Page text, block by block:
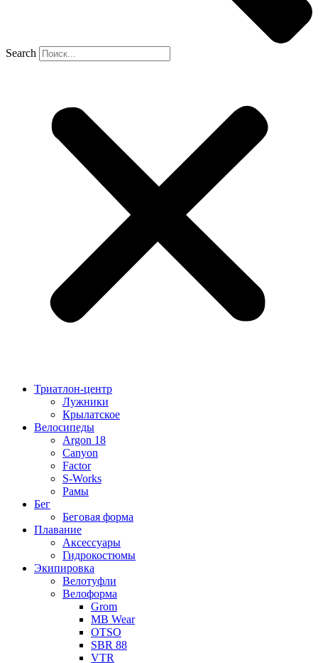
Search
Триатлон-центр
Лужники
Крылатское
Велосипеды
Argon 18
Canyon
Factor
S-Works
Рамы
Бег
Беговая форма
Плавание
Аксессуары
Гидрокостюмы
Экипировка
Велотуфли
Велоформа
Grom
MB Wear
OTSO
SBR 88
VTR